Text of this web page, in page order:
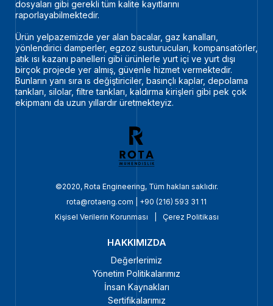
dosyaları gibi gerekli tüm kalite kayıtlarını
raporlayabilmektedir.
Ürün yelpazemizde yer alan bacalar, gaz kanalları,
yönlendirici damperler, egzoz susturucuları, kompansatörler,
atık ısı kazanı panelleri gibi ürünlerle yurt içi ve yurt dışı
birçok projede yer almış, güvenle hizmet vermektedir.
Bunların yanı sıra ıs değiştiriciler, basınçlı kaplar, depolama
tankları, silolar, filtre tankları, kaldırma kirişleri gibi pek çok
ekipmanı da uzun yıllardır üretmekteyiz.
©2020, Rota Engineering, Tüm hakları saklıdır.
rota@rotaeng.com
+90 (216) 593 31 11
Kişisel Verilerin Korunması
Çerez Politikası
HAKKIMIZDA
Değerlerimiz
Yönetim Politikalarımız
İnsan Kaynakları
Sertifikalarımız